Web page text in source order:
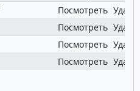
Посмотреть
Посмотреть
Посмотреть
Посмотреть